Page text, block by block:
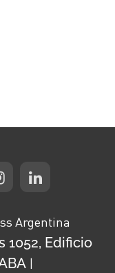
Argentina
1052, Edificio
|